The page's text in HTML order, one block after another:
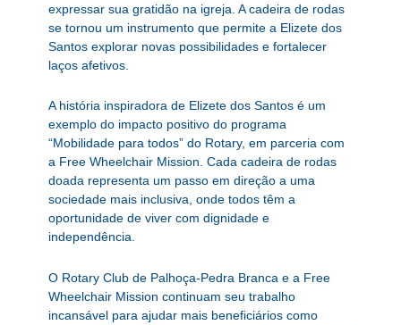
expressar sua gratidão na igreja. A cadeira de rodas
se tornou um instrumento que permite a Elizete dos
Santos explorar novas possibilidades e fortalecer
laços afetivos.
A história inspiradora de Elizete dos Santos é um
exemplo do impacto positivo do programa
“Mobilidade para todos” do Rotary, em parceria com
a Free Wheelchair Mission. Cada cadeira de rodas
doada representa um passo em direção a uma
sociedade mais inclusiva, onde todos têm a
oportunidade de viver com dignidade e
independência.
O Rotary Club de Palhoça-Pedra Branca e a Free
Wheelchair Mission continuam seu trabalho
incansável para ajudar mais beneficiários como